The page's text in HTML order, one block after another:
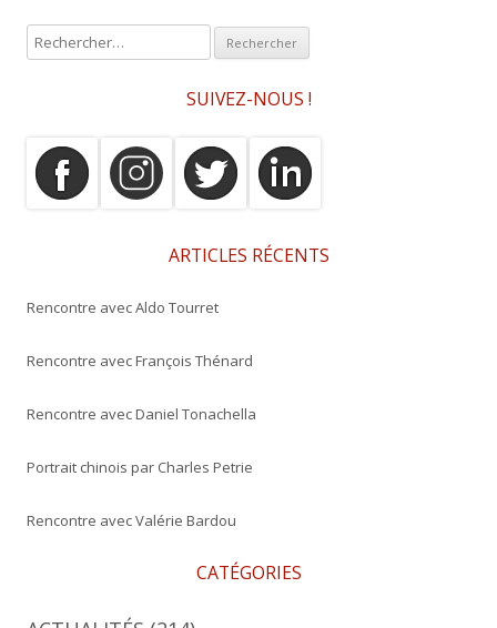
e
SUIVEZ-NOUS !
ARTICLES RÉCENTS
Rencontre avec Aldo Tourret
Rencontre avec François Thénard
Rencontre avec Daniel Tonachella
Portrait chinois par Charles Petrie
Rencontre avec Valérie Bardou
CATÉGORIES